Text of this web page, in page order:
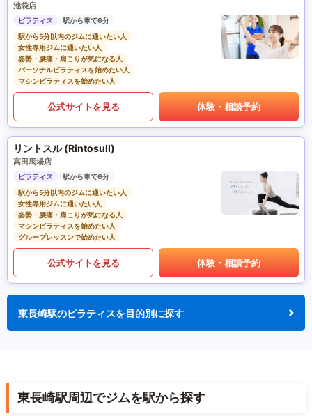
池袋店
ピラティス
駅から車で6分
駅から5分以内のジムに通いたい人
女性専用ジムに通いたい人
姿勢・腰痛・肩こりが気になる人
パーソナルピラティスを始めたい人
マシンピラティスを始めたい人
公式サイトを見る 体験・相談予約
リントスル (Rintosull)
高田馬場店
ピラティス
駅から車で6分
駅から5分以内のジムに通いたい人
女性専用ジムに通いたい人
姿勢・腰痛・肩こりが気になる人
マシンピラティスを始めたい人
グループレッスンで始めたい人
公式サイトを見る 体験・相談予約
東長崎駅のピラティスを目的別に探す
東長崎駅周辺でジムを駅から探す